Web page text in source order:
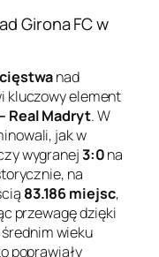
Girona FC w
nad
kluczowy element
Real Madryt. W
jak w
wygranej3:0na
na
83.186 miejsc,
przewagę dzięki
średnim wieku
poprawiały